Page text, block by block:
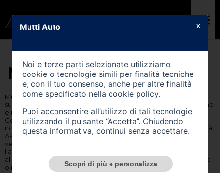
MUTTI AUTO
Mutti Auto è presente a Castiglione delle Stiviere dal 1990 e da
subito si è posto come protagonista assoluto dell’Alto mantovano
e nella Bassa bresciana con i marchi Volkswagen, Seat e Veicoli
Commerciali. Da allora lavoriamo ogni giorno per garantire ai
nostri clienti il miglior servizio, basato sulla qualità e sull’affidabilità.
Ascoltiamo, Consigliamo e Guidiamo il cliente tra un ampio
ventaglio di automobili, proseguendo il rapporto anche dopo
l’acquisto, per qualsiasi esigenza dovesse maturare fino
all’assistenza. Il nostro Team di professionisti ti aspetta! Contattaci
o richiedi un appuntamento.
Mutti Auto
Noi e terze parti selezionate utilizziamo
cookie o tecnologie simili per finalità tecniche
e, con il tuo consenso, anche per altre finalità
come specificato nella cookie policy.
Puoi acconsentire all’utilizzo di tali tecnologie
utilizzando il pulsante “Accetta”. Chiudendo
questa informativa, continui senza accettare.
Scopri di più e personalizza
X